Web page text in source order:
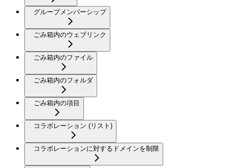
グループメンバーシップ
ごみ箱内のウェブリンク
ごみ箱内のファイル
ごみ箱内のフォルダ
ごみ箱内の項目
コラボレーション (リスト)
コラボレーションに対するドメインを制限